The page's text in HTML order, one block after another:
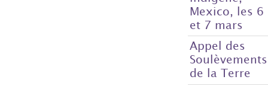
Mexico, les 6
et 7 mars
Appel des
Soulèvements
de la Terre